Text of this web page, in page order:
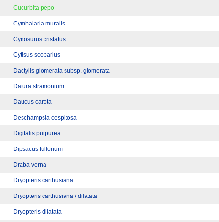
Cucurbita pepo
Cymbalaria muralis
Cynosurus cristatus
Cytisus scoparius
Dactylis glomerata subsp. glomerata
Datura stramonium
Daucus carota
Deschampsia cespitosa
Digitalis purpurea
Dipsacus fullonum
Draba verna
Dryopteris carthusiana
Dryopteris carthusiana / dilatata
Dryopteris dilatata